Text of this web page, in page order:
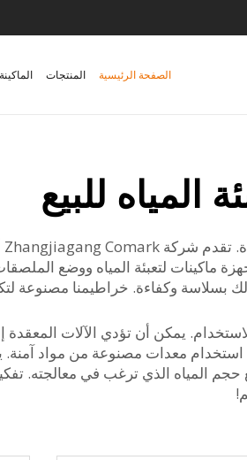
الصفحة الرئيسية المنتجات
المياه للبيع
لتعبئة المياه ووضع
بسلاسة وكفاءة. خراطيمنا مصنوعة
الشرب المعبأة. 1. ابحث أولًا عن سهولة الاستخدام. يمكن
استخدام معدات مصنوعة من مواد
المياه الذي ترغب في معالجته.